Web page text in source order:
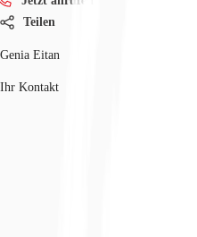
Teilen
Genia Eitan
Ihr Kontakt